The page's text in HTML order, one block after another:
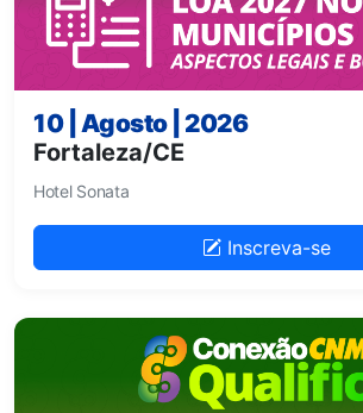
10 | Agosto | 2026
Fortaleza/CE
Hotel Sonata
Inscreva-se